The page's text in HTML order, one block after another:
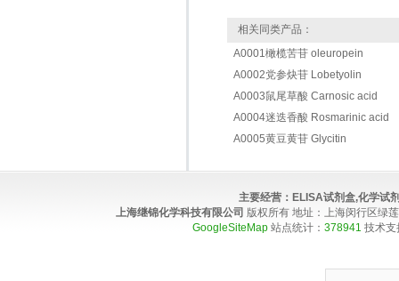
相关同类产品：
A0001橄榄苦苷 oleuropein
A0002党参炔苷 Lobetyolin
A0003鼠尾草酸 Carnosic acid
A0004迷迭香酸 Rosmarinic acid
A0005黄豆黄苷 Glycitin
主要经营： ELISA试剂盒,化学试
上海继锦化学科技有限公司 版权所有 地址：上海闵行区绿
GoogleSiteMap 站点统计： 378941 技术支